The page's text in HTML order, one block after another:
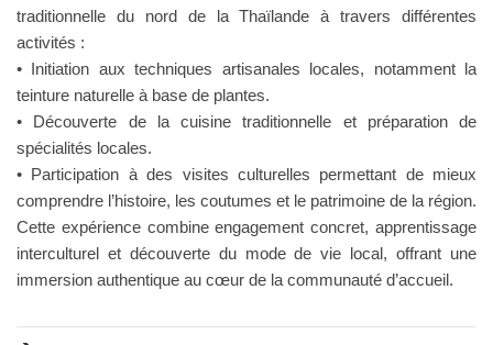
traditionnelle du nord de la Thaïlande à travers différentes
activités :
• Initiation aux techniques artisanales locales, notamment la
teinture naturelle à base de plantes.
• Découverte de la cuisine traditionnelle et préparation de
spécialités locales.
• Participation à des visites culturelles permettant de mieux
comprendre l’histoire, les coutumes et le patrimoine de la région.
Cette expérience combine engagement concret, apprentissage
interculturel et découverte du mode de vie local, offrant une
immersion authentique au cœur de la communauté d’accueil.